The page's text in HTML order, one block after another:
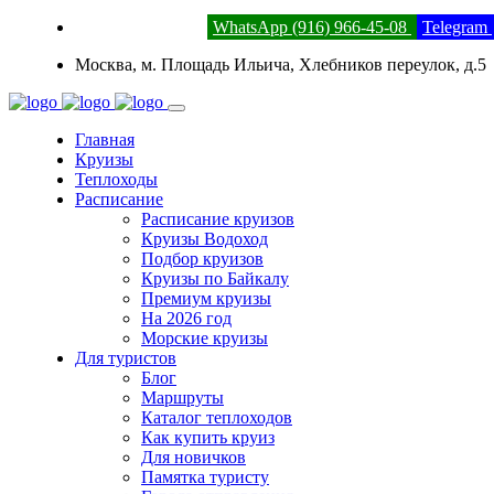
WhatsApp (916) 966-45-08 Telegram
Москва, м. Площадь Ильича, Хлебников переулок, д.5
Главная
Круизы
Теплоходы
Расписание
Расписание круизов
Круизы Водоход
Подбор круизов
Круизы по Байкалу
Премиум круизы
На 2026 год
Морские круизы
Для туристов
Блог
Маршруты
Каталог теплоходов
Как купить круиз
Для новичков
Памятка туристу